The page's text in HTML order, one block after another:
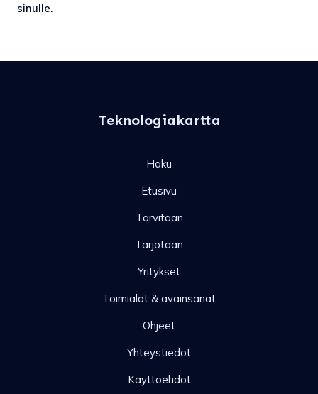
sinulle.
Teknologiakartta
Haku
Etusivu
Tarvitaan
Tarjotaan
Yritykset
Toimialat & avainsanat
Ohjeet
Yhteystiedot
Käyttöehdot